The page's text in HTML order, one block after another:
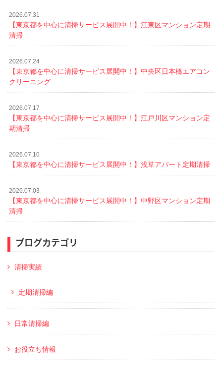
2026.07.31
【東京都を中心に清掃サービス展開中！】江東区マンション定期
清掃
2026.07.24
【東京都を中心に清掃サービス展開中！】中央区日本橋エアコン
クリーニング
2026.07.17
【東京都を中心に清掃サービス展開中！】江戸川区マンション定
期清掃
2026.07.10
【東京都を中心に清掃サービス展開中！】浅草アパート定期清掃
2026.07.03
【東京都を中心に清掃サービス展開中！】中野区マンション定期
清掃
ブログカテゴリ
清掃実績
定期清掃編
日常清掃編
お役立ち情報